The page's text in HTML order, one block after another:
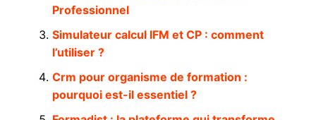
Professionnel
Simulateur calcul IFM et CP : comment
l’utiliser ?
Crm pour organisme de formation :
pourquoi est-il essentiel ?